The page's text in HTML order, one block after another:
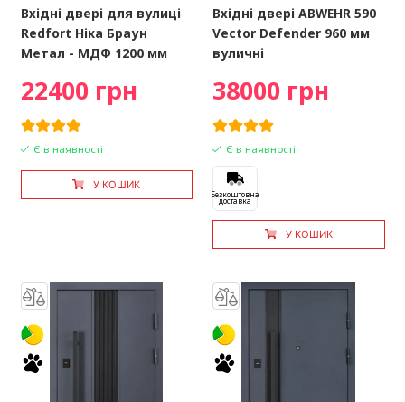
Вхідні двері для вулиці
Redfort Ніка Браун
Метал - МДФ 1200 мм
22400 грн
Є в наявності
У КОШИК
Вхідні двері ABWEHR 590
Vector Defender 960 мм
вуличні
38000 грн
Є в наявності
Безкоштовна
доставка
У КОШИК